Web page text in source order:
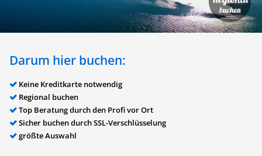
Darum hier buchen:
Keine Kreditkarte notwendig
Regional buchen
Top Beratung durch den Profi vor Ort
Sicher buchen durch SSL-Verschlüsselung
größte Auswahl